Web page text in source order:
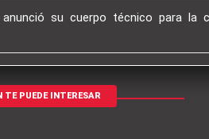
su cuerpo técnico para la
TE PUEDE INTERESAR